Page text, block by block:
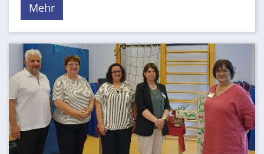
Mehr